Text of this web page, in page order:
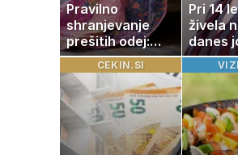
Pravilno
shranjevanje
prešitih odej:
Kako ohraniti
družinsko
dediščino
Pri 14
živela
danes
svet
CEKIN.SI